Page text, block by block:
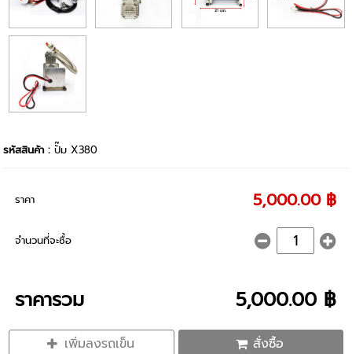
รหัสสินค้า :ปั๊ม X380
ราคา 5,000.00 ฿
จำนวนที่จะซื้อ
ราคารวม 5,000.00 ฿
เพิ่มลงรถเข็น สั่งซื้อ